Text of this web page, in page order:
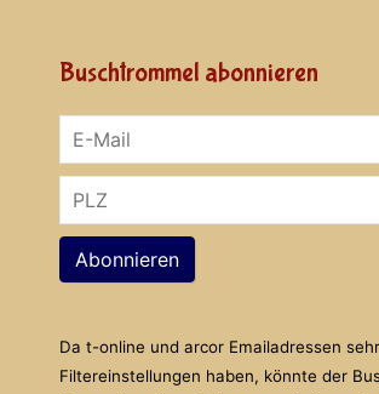
Buschtrommel abonnieren
Abonnieren
Da t-online und arcor Emailadressen
Filtereinstellungen haben, könnte der